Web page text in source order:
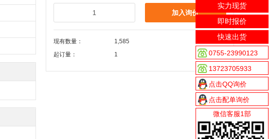
加入询价
现有数量：
1,585
起订量：
1
实力现货
即时报价
快速出货
0755-23990123
13723705933
点击QQ询价
点击配单询价
微信客服1部